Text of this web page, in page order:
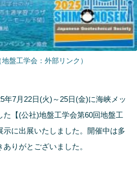
盤工学会：外部リンク）
年7月22日(火)～25日(金)に海峡メッ
た【(公社)地盤工学会第60回地盤工
示に出展いたしました。開催中は多
りがとございました。